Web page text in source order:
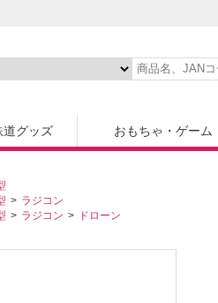
道グッズ おもちゃ・ゲーム
ラジコン
ラジコン ドローン